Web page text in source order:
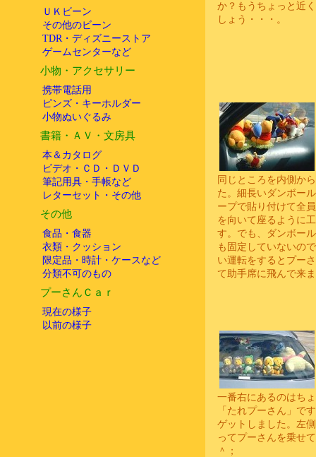
ＵＫビーン
その他のビーン
TDR・ディズニーストア
ゲームセンターなど
小物・アクセサリー
携帯電話用
ピンズ・キーホルダー
小物ぬいぐるみ
書籍・ＡＶ・文房具
本＆カタログ
ビデオ・ＣＤ・ＤＶＤ
筆記用具・手帳など
レターセット・その他
その他
食品・食器
衣類・クッション
限定品・時計・ケースなど
分類不可のもの
プーさんＣａｒ
現在の様子
以前の様子
か？もうちょっと近
しょう・・・。
同じところを内側か
た。細長いダンボー
ープで貼り付けて全
を向いて座るように
す。でも、ダンボー
も固定していないの
い運転をするとプー
て助手席に飛んで来
一番右にあるのはち
「たれプーさん」で
ゲットしました。左
ってプーさんを乗せ
＾；